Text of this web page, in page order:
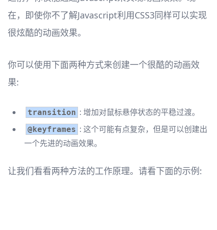
在，即使你不了解Javascript利用CSS3同样可以实现
很炫酷的动画效果。
你可以使用下面两种方式来创建一个很酷的动画效
果:
transition : 增加对鼠标悬停状态的平稳过渡。
@keyframes : 这个可能有点复杂，但是可以创建出
一个先进的动画效果。
让我们看看两种方法的工作原理。请看下面的示例: